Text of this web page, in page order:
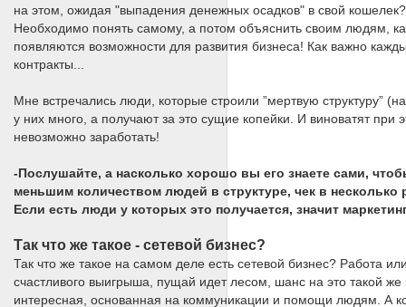
на этом, ожидая "выпадения денежных осадков" в свой
Необходимо понять самому, а потом объяснить своим людям,
появляются возможности для развития бизнеса! Как важно
контракты...
Мне встречались люди, которые строили ”мертвую структуру”
у них много, а получают за это сущие копейки. И виноватят
невозможно заработать!
-Послушайте, а насколько хорошо вы его знаете сами,
меньшим количеством людей в структуре, чек в
Если есть люди у которых это получается, значит
Так что же такое - сетевой бизнес?
Так что же такое на самом деле есть сетевой бизнес? Работа
счастливого выигрыша, пущай идет лесом, шанс на это такой
интересная, основанная на коммуникации и помощи людям. А